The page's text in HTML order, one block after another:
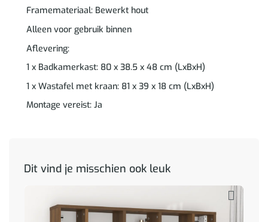
Framemateriaal: Bewerkt hout
Alleen voor gebruik binnen
Aflevering:
1 x Badkamerkast: 80 x 38.5 x 48 cm (LxBxH)
1 x Wastafel met kraan: 81 x 39 x 18 cm (LxBxH)
Montage vereist: Ja
Dit vind je misschien ook leuk